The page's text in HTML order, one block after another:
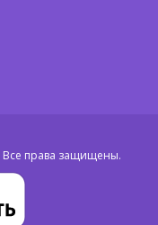
Все права защищены.